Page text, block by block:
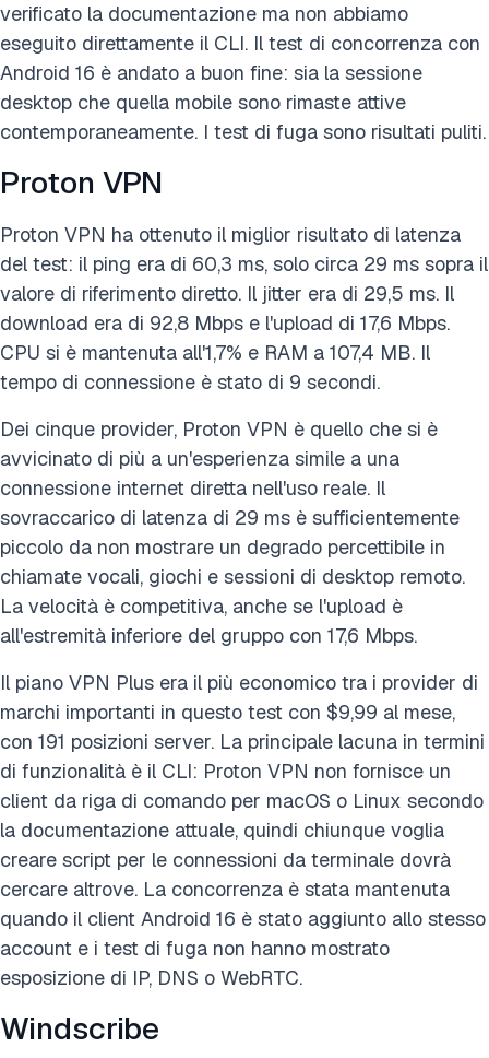
verificato la documentazione ma non abbiamo
eseguito direttamente il CLI. Il test di concorrenza con
Android 16 è andato a buon fine: sia la sessione
desktop che quella mobile sono rimaste attive
contemporaneamente. I test di fuga sono risultati puliti.
Proton VPN
Proton VPN ha ottenuto il miglior risultato di latenza
del test: il ping era di 60,3 ms, solo circa 29 ms sopra il
valore di riferimento diretto. Il jitter era di 29,5 ms. Il
download era di 92,8 Mbps e l'upload di 17,6 Mbps.
CPU si è mantenuta all'1,7% e RAM a 107,4 MB. Il
tempo di connessione è stato di 9 secondi.
Dei cinque provider, Proton VPN è quello che si è
avvicinato di più a un'esperienza simile a una
connessione internet diretta nell'uso reale. Il
sovraccarico di latenza di 29 ms è sufficientemente
piccolo da non mostrare un degrado percettibile in
chiamate vocali, giochi e sessioni di desktop remoto.
La velocità è competitiva, anche se l'upload è
all'estremità inferiore del gruppo con 17,6 Mbps.
Il piano VPN Plus era il più economico tra i provider di
marchi importanti in questo test con $9,99 al mese,
con 191 posizioni server. La principale lacuna in termini
di funzionalità è il CLI: Proton VPN non fornisce un
client da riga di comando per macOS o Linux secondo
la documentazione attuale, quindi chiunque voglia
creare script per le connessioni da terminale dovrà
cercare altrove. La concorrenza è stata mantenuta
quando il client Android 16 è stato aggiunto allo stesso
account e i test di fuga non hanno mostrato
esposizione di IP, DNS o WebRTC.
Windscribe